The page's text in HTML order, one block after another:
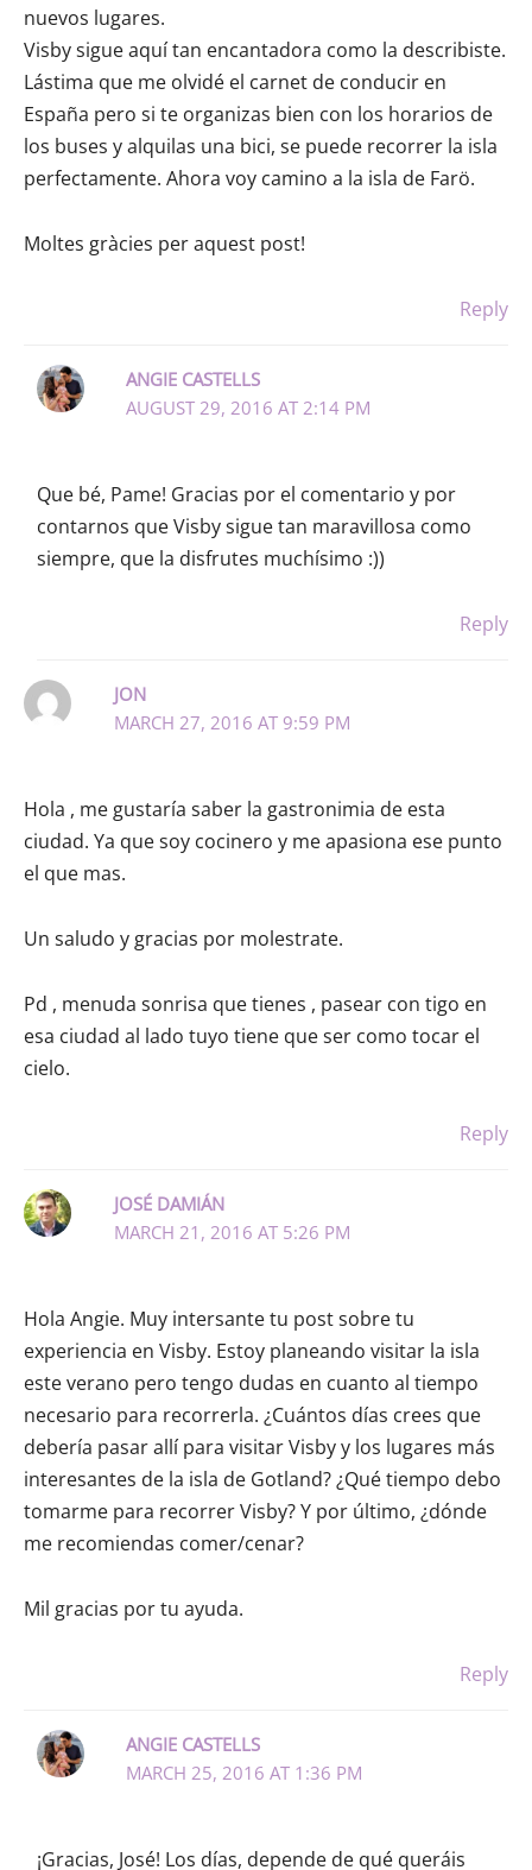
nuevos lugares.
Visby sigue aquí tan encantadora como la describiste.
Lástima que me olvidé el carnet de conducir en
España pero si te organizas bien con los horarios de
los buses y alquilas una bici, se puede recorrer la isla
perfectamente. Ahora voy camino a la isla de Farö.
Moltes gràcies per aquest post!
Reply
ANGIE CASTELLS
AUGUST 29, 2016 AT 2:14 PM
Que bé, Pame! Gracias por el comentario y por
contarnos que Visby sigue tan maravillosa como
siempre, que la disfrutes muchísimo :))
Reply
JON
MARCH 27, 2016 AT 9:59 PM
Hola , me gustaría saber la gastronimia de esta
ciudad. Ya que soy cocinero y me apasiona ese punto
el que mas.
Un saludo y gracias por molestrate.
Pd , menuda sonrisa que tienes , pasear con tigo en
esa ciudad al lado tuyo tiene que ser como tocar el
cielo.
Reply
JOSÉ DAMIÁN
MARCH 21, 2016 AT 5:26 PM
Hola Angie. Muy intersante tu post sobre tu
experiencia en Visby. Estoy planeando visitar la isla
este verano pero tengo dudas en cuanto al tiempo
necesario para recorrerla. ¿Cuántos días crees que
debería pasar allí para visitar Visby y los lugares más
interesantes de la isla de Gotland? ¿Qué tiempo debo
tomarme para recorrer Visby? Y por último, ¿dónde
me recomiendas comer/cenar?
Mil gracias por tu ayuda.
Reply
ANGIE CASTELLS
MARCH 25, 2016 AT 1:36 PM
¡Gracias, José! Los días, depende de qué queráis